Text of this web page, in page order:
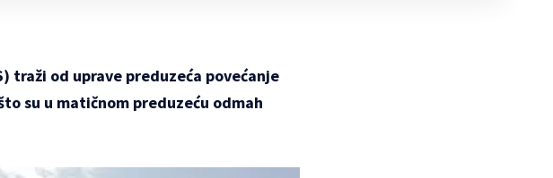
traži od uprave preduzeća povećanje
su u matičnom preduzeću odmah